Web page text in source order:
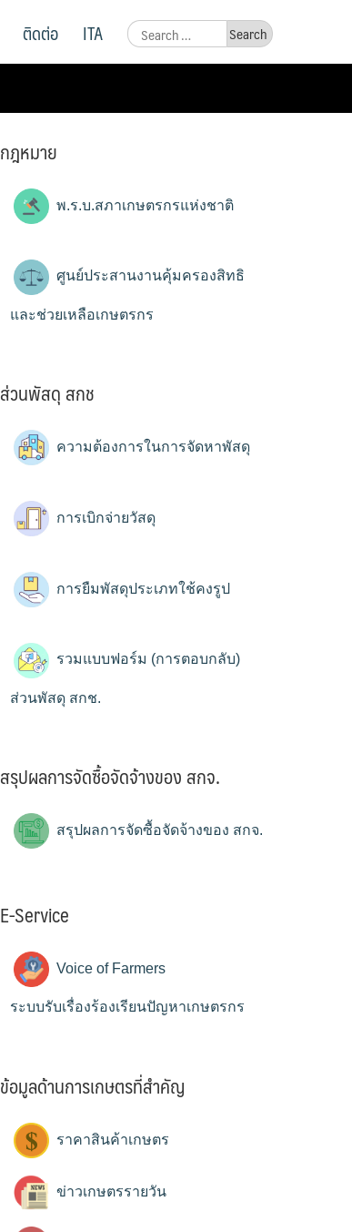
Search
for:
ติดต่อ ITA
กฎหมาย
พ.ร.บ.สภาเกษตรกรแห่งชาติ
ศูนย์ประสานงานคุ้มครองสิทธิ
และช่วยเหลือเกษตรกร
ส่วนพัสดุ สกช
ความต้องการในการจัดหาพัสดุ
การเบิกจ่ายวัสดุ
การยืมพัสดุประเภทใช้คงรูป
รวมแบบฟอร์ม (การตอบกลับ)
ส่วนพัสดุ สกช.
สรุปผลการจัดซื้อจัดจ้างของ สกจ.
สรุปผลการจัดซื้อจัดจ้างของ สกจ.
E-Service
Voice of Farmers
ระบบรับเรื่องร้องเรียนปัญหาเกษตรกร
ข้อมูลด้านการเกษตรที่สำคัญ
ราคาสินค้าเกษตร
ข่าวเกษตรรายวัน